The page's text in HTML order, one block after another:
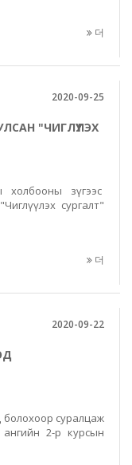
더
2020-09-25
"ЧИГЛҮҮЛЭХ
холбооны зүгээс
сургалт"
더
2020-09-22
болохоор суралцаж
ангийн 2-р курсын